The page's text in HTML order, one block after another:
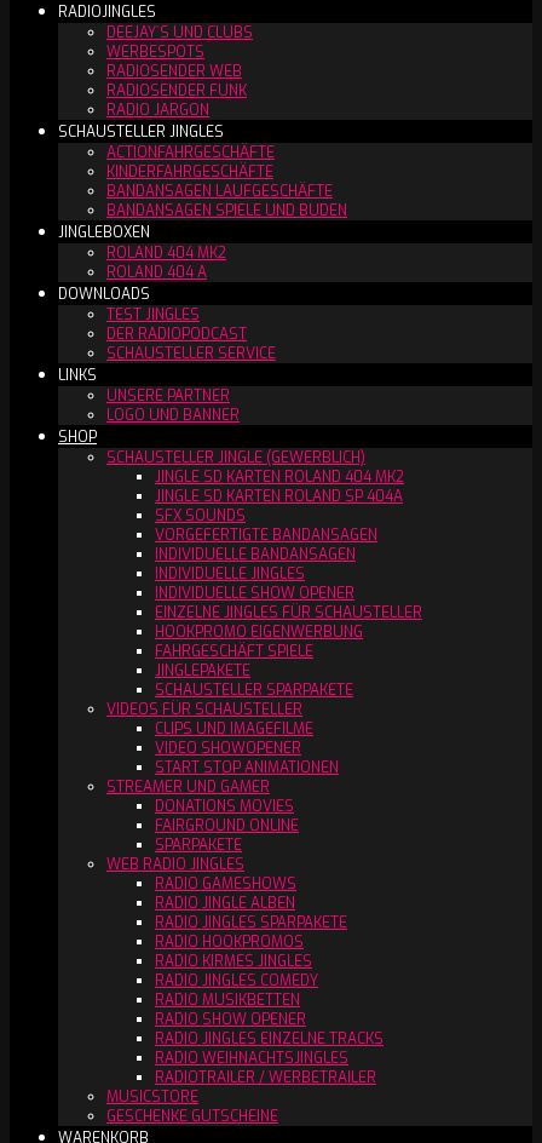
RADIOJINGLES
DEEJAY´S UND CLUBS
WERBESPOTS
RADIOSENDER WEB
RADIOSENDER FUNK
RADIO JARGON
SCHAUSTELLER JINGLES
ACTIONFAHRGESCHÄFTE
KINDERFAHRGESCHÄFTE
BANDANSAGEN LAUFGESCHÄFTE
BANDANSAGEN SPIELE UND BUDEN
JINGLEBOXEN
ROLAND 404 MK2
ROLAND 404 A
DOWNLOADS
TEST JINGLES
DER RADIOPODCAST
SCHAUSTELLER SERVICE
LINKS
UNSERE PARTNER
LOGO UND BANNER
SHOP
SCHAUSTELLER JINGLE (GEWERBLICH)
JINGLE SD KARTEN ROLAND 404 MK2
JINGLE SD KARTEN ROLAND SP 404A
SFX SOUNDS
VORGEFERTIGTE BANDANSAGEN
INDIVIDUELLE BANDANSAGEN
INDIVIDUELLE JINGLES
INDIVIDUELLE SHOW OPENER
EINZELNE JINGLES FÜR SCHAUSTELLER
HOOKPROMO EIGENWERBUNG
FAHRGESCHÄFT SPIELE
JINGLEPAKETE
SCHAUSTELLER SPARPAKETE
VIDEOS FÜR SCHAUSTELLER
CLIPS UND IMAGEFILME
VIDEO SHOWOPENER
START STOP ANIMATIONEN
STREAMER UND GAMER
DONATIONS MOVIES
FAIRGROUND ONLINE
SPARPAKETE
WEB RADIO JINGLES
RADIO GAMESHOWS
RADIO JINGLE ALBEN
RADIO JINGLES SPARPAKETE
RADIO HOOKPROMOS
RADIO KIRMES JINGLES
RADIO JINGLES COMEDY
RADIO MUSIKBETTEN
RADIO SHOW OPENER
RADIO JINGLES EINZELNE TRACKS
RADIO WEIHNACHTSJINGLES
RADIOTRAILER / WERBETRAILER
MUSICSTORE
GESCHENKE GUTSCHEINE
WARENKORB